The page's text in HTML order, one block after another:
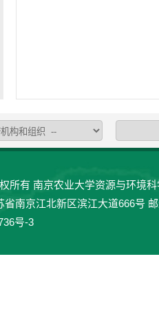
所有 南京农业大学资源与环境
省南京江北新区滨江大道666号
号-3